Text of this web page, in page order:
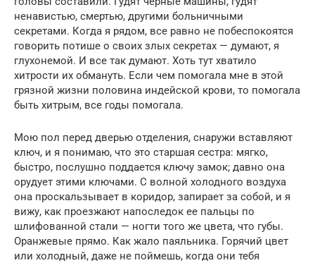
ненавистью, смертью, другими больничными
секретами. Когда я рядом, все равно не побеспокоятся
говорить потише о своих злых секретах — думают, я
глухонемой. И все так думают. Хоть тут хватило
хитрости их обмануть. Если чем помогала мне в этой
грязной жизни половина индейской крови, то помогала
быть хитрым, все годы помогала.
Мою пол перед дверью отделения, снаружи вставляют
ключ, и я понимаю, что это старшая сестра: мягко,
быстро, послушно поддается ключу замок; давно она
орудует этими ключами. С волной холодного воздуха
она проскальзывает в коридор, запирает за собой, и я
вижу, как проезжают напоследок ее пальцы по
шлифованной стали — ногти того же цвета, что губы.
Оранжевые прямо. Как жало паяльника. Горячий цвет
или холодный, даже не поймешь, когда они тебя